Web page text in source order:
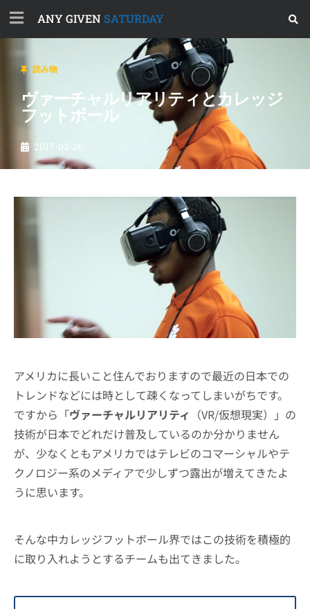
ANY GIVEN SATURDAY
読み物
ヴァーチャルリアリティとカレッジ
フットボール
2017-03-26
アメリカに長いこと住んでおりますので最近の日本での
トレンドなどには時として疎くなってしまいがちです。
ですから「ヴァーチャルリアリティ （VR/仮想現実）」の
技術が日本でどれだけ普及しているのか分かりません
が、少なくともアメリカではテレビのコマーシャルやテ
クノロジー系のメディアで少しずつ露出が増えてきたよ
うに思います。
そんな中カレッジフットボール界ではこの技術を積極的
に取り入れようとするチームも出てきました。